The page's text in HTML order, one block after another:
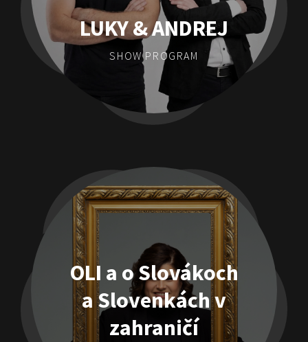
LUKY & ANDREJ
SHOW PROGRAM
OLI a o Slovákoch
a Slovenkách v
zahraničí